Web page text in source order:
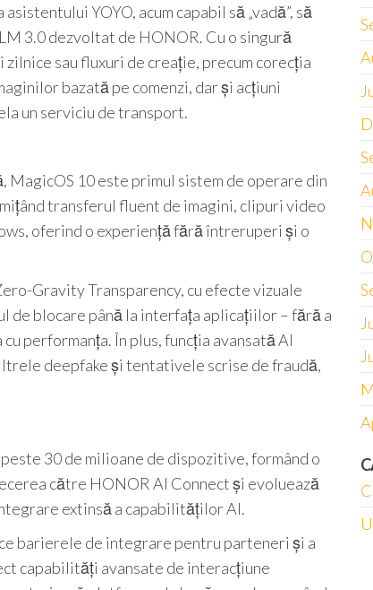
YOYO, acum capabil să „vadă”, să
3.0 dezvoltat de HONOR. Cu o singură
sau fluxuri de creație, precum corecția
bazată pe comenzi, dar și acțiuni
un serviciu de transport.
10 este primul sistem de operare din
transferul fluent de imagini, clipuri video
oferind o experiență fără întreruperi și o
Gravity Transparency, cu efecte vizuale
de blocare până la interfața aplicațiilor – fără a
performanța. În plus, funcția avansată AI
deepfake și tentativele scrise de fraudă,
30 de milioane de dispozitive, formând o
către HONOR AI Connect și evoluează
extinsă a capabilităților AI.
barierele de integrare pentru parteneri și a
capabilități avansate de interacțiune